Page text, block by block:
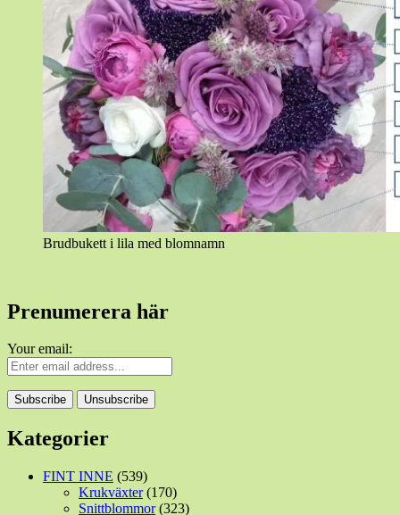
Brudbukett i lila med blomnamn
Prenumerera här
Your email:
Kategorier
FINT INNE (539)
Krukväxter(170)
Snittblommor(323)